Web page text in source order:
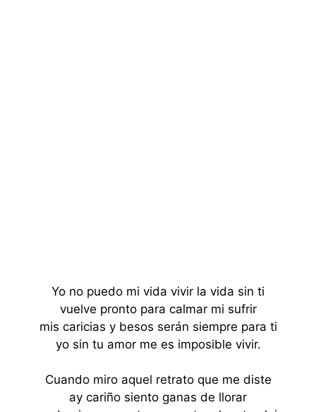
Yo no puedo mi vida vivir la vida sin ti
vuelve pronto para calmar mi sufrir
mis caricias y besos serán siempre para ti
yo sin tu amor me es imposible vivir.
Cuando miro aquel retrato que me diste
ay cariño siento ganas de llorar